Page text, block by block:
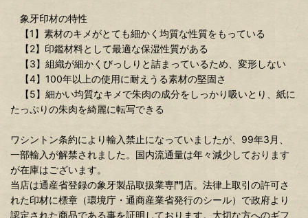
象牙印材の特性
【1】素材のキメがとても細かく均質な性質をもっている
【2】印鑑材料として最適な保湿性質がある
【3】組織が細かくびっしりと詰まっているため、変形しない
【4】100年以上の使用に耐えうる素材の堅固さ
【5】細かい均質なキメで朱肉の成分をしっかり吸いとり、紙に
たっぷりの朱肉を綺麗に転写できる
ワシントン条約により輸入禁止になっていましたが、99年3月、
一部輸入が解禁されました。国内流通量は年々減少しております
が在庫はございます。
当店は通産省登録の象牙製品取扱業専門店。法律上取引の許可さ
れた印材に標章（環境庁・通商産業省発行のシール）で政府より
認定された商品である事を証明しております。大切な方へのギフ